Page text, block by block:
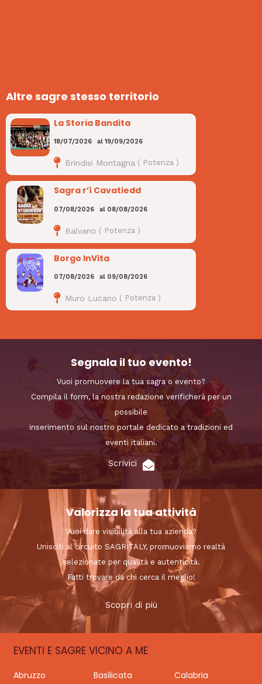
Altre sagre stesso territorio
La Storia Bandita
18/07/2026 al 19/09/2026
Brindisi Montagna ( Potenza)
Sagra r’ì Cavatiedd
07/08/2026 al 08/08/2026
Balvano ( Potenza )
Borgo InVita
07/08/2026 al 09/08/2026
Muro Lucano ( Potenza)
Segnala il tuo evento!
Vuoi promuovere la tua sagra o evento?
Compila il form, la nostra redazione verificherà per un
possibile
inserimento sul nostro portale dedicato a tradizioni ed
eventi italiani.
Scrivici
Valorizza la tua attività
Vuoi dare visibilità alla tua azienda?
Unisciti al circuito SAGRITALY, promuoviamo realtà
selezionate per qualità e autenticità.
Fatti trovare da chi cerca il meglio!
Scopri di più
EVENTI E SAGRE VICINO A ME
Abruzzo Basilicata
Calabria